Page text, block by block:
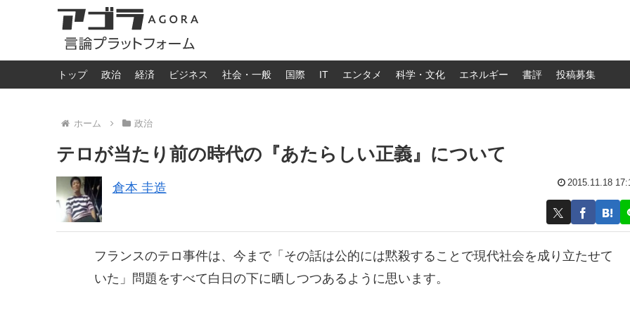
トップ 政治 経済 ビジネス 社会・一般 国際 IT エンタメ 科学・文化 エネルギー 書評 投稿募集
ホーム 政治
テロが当たり前の時代の『あたらしい正義』について
倉本 圭造 2015.11.18
フランスのテロ事件は、今まで「その話は公的には黙殺することで現代社会を成り立たせて
いた」問題をすべて白日の下に晒しつつあるように思います。